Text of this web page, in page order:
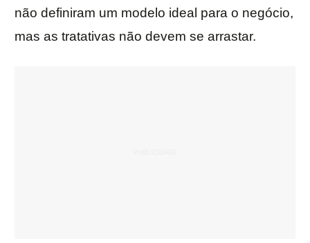
não definiram um modelo ideal para o negócio,
mas as tratativas não devem se arrastar.